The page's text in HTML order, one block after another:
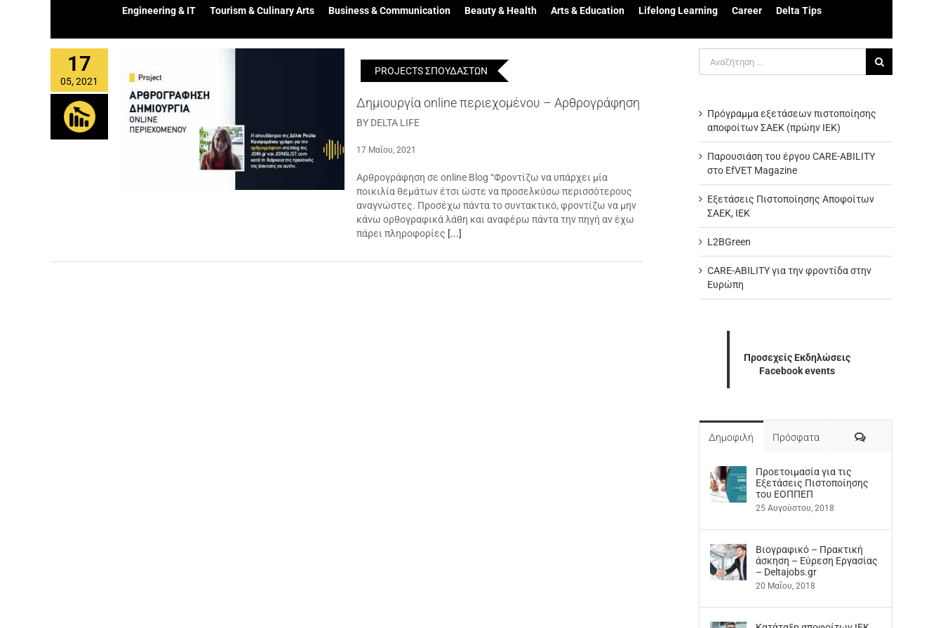
Engineering & IT Tourism & Culinary Arts Business & Communication Beauty & Health Arts & Education Lifelong Learning Career Delta Tips
17
05, 2021
PROJECTS ΣΠΟΥΔΑΣΤΩΝ
Δημιουργία online περιεχομένου – Αρθρογράφηση
BY DELTA LIFE
17 Μαΐου, 2021
Αρθρογράφηση σε online Blog “Φροντίζω να υπάρχει μία
ποικιλία θεμάτων έτσι ώστε να προσελκύσω περισσότερους
αναγνώστες. Προσέχω πάντα το συντακτικό, φροντίζω να μην
κάνω ορθογραφικά λάθη και αναφέρω πάντα την πηγή αν έχω
πάρει πληροφορίες [...]
για:
Πρόγραμμα εξετάσεων πιστοποίησης
αποφοίτων ΣΑΕΚ (πρώην ΙΕΚ)
Παρουσιάση του έργου CARE-ABILITY
στο EfVET Magazine
Εξετάσεις Πιστοποίησης Αποφοίτων
ΣΑΕΚ, ΙΕΚ
L2BGreen
CARE-ABILITY για την φροντίδα στην
Ευρώπη
Προσεχείς Εκδηλώσεις
Facebook events
Δημοφιλή Πρόσφατα Σχόλια
Προετοιμασία για τις
Εξετάσεις Πιστοποίησης
του ΕΟΠΠΕΠ
25 Αυγούστου, 2018
Βιογραφικό – Πρακτική
άσκηση – Εύρεση Εργασίας
– Deltajobs.gr
20 Μαΐου, 2018